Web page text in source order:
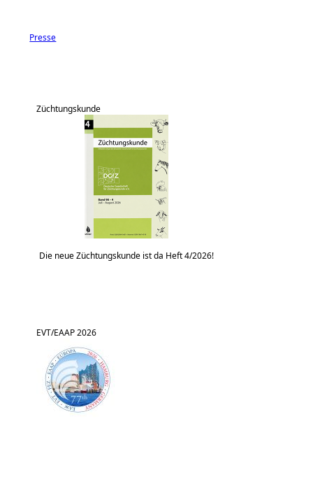
Presse
Züchtungskunde
Die neue Züchtungskunde ist da Heft 4/2026!
EVT/EAAP 2026